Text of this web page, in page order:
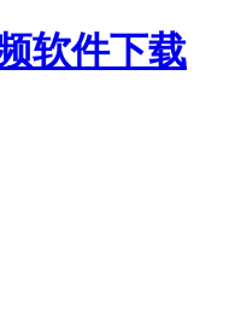
软件下载
污版app下载，非